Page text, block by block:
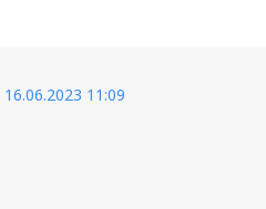
16.06.2023 11:09